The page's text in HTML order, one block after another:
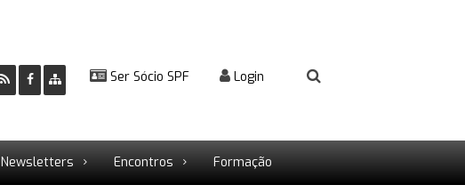
Ser Sócio SPF Login
Newsletters Encontros Formação